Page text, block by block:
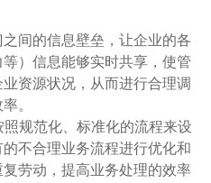
间的信息壁垒，让企业的各
）信息能够实时共享，使管
资源状况，从而进行合理调
。
规范化、标准化的流程来设
不合理业务流程进行优化和
劳动，提高业务处理的效率